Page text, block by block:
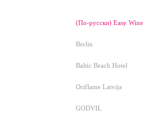
(По-русски) Easy Wine
Berlin
Baltic Beach Hotel
Oriflame Latvija
GODVIL